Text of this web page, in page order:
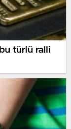
türlü ralli